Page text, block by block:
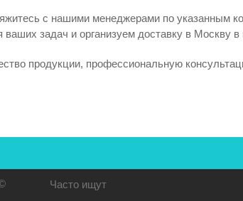
с нашими менеджерами по указанным
задач и организуем доставку в Москву в
продукции, профессиональную
Часто ищут